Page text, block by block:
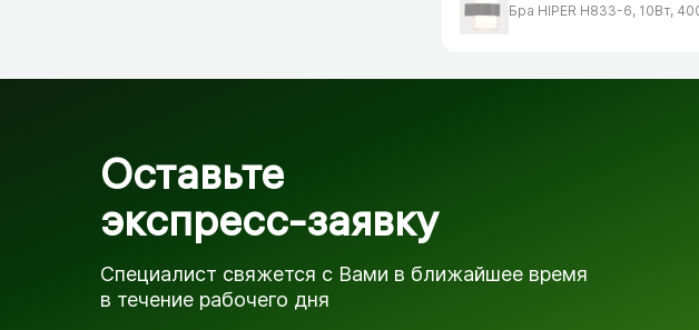
Бра HIPER H833-6, 10Вт,
Оставьте
экспресс-заявку
Специалист свяжется с Вами в ближайшее время
в течение рабочего дня